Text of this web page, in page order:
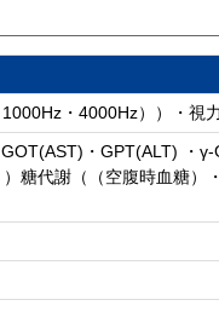
・4000Hz））・視力
・GPT(ALT) ・
糖代謝（（空腹時血糖）